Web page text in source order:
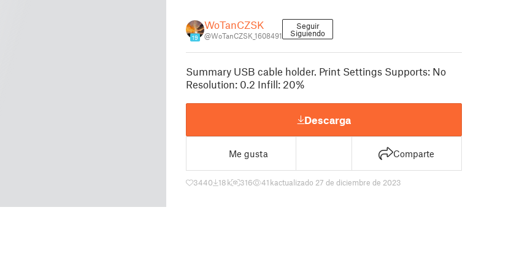
19
WoTanCZSK
@WoTanCZSK_1608491
Seguir
Siguiendo
Summary USB cable holder. Print Settings Supports: No
Resolution: 0.2 Infill: 20%
Descarga
Me gusta Comparte
3440 18 k 316 41 kactualizado 27 de diciembre de 2023